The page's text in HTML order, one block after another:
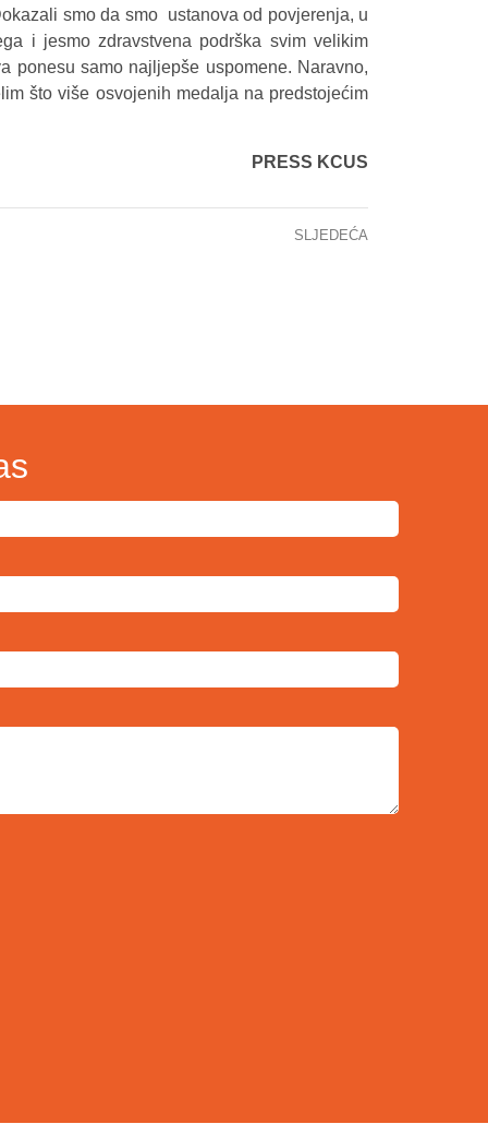
smo da smo ustanova od povjerenja, u
i jesmo zdravstvena podrška svim velikim
ponesu samo najljepše uspomene. Naravno,
što više osvojenih medalja na predstojećim
PRESS KCUS
SLJEDEĆA